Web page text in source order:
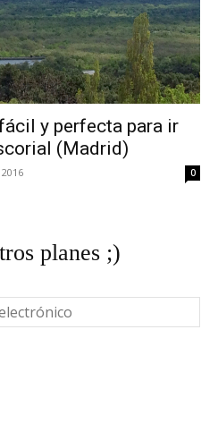
y perfecta para ir
(Madrid)
0
planes ;)